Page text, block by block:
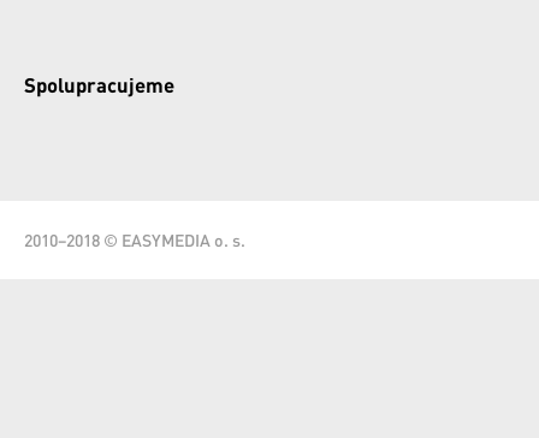
Spolupracujeme
2010–2018 © EASYMEDIA o. s.